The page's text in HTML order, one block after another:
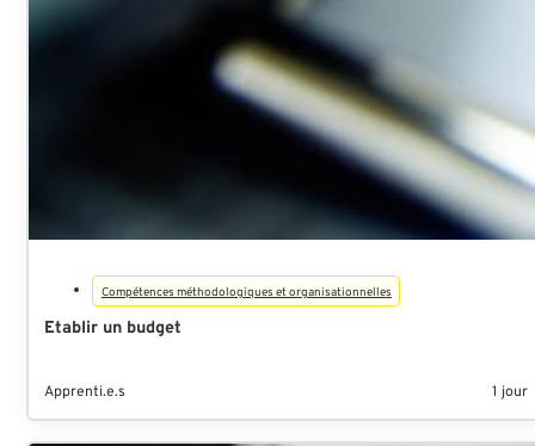
Compétences méthodologiques et organisationnelles
Etablir un budget
Apprenti.e.s 1 jour